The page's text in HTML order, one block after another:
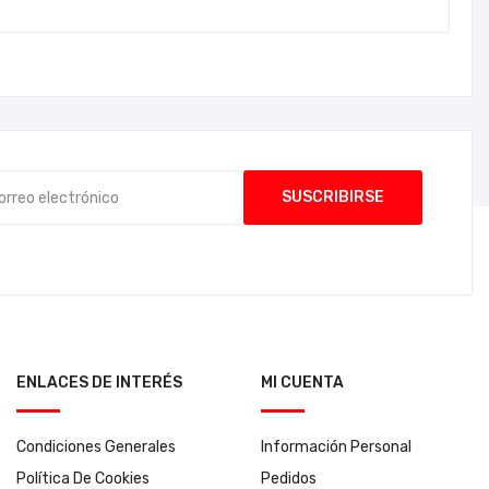
ENLACES DE INTERÉS
Condiciones Generales
Política De Cookies
MI CUENTA
Información Personal
Pedidos